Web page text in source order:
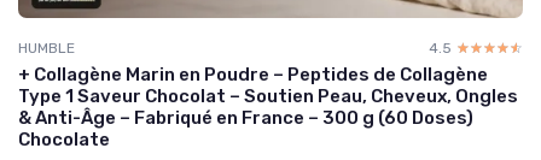
HUMBLE 4.5 ☆☆☆☆☆
★★★★★
+ Collagène Marin en Poudre – Peptides de Collagène
Type 1 Saveur Chocolat – Soutien Peau, Cheveux, Ongles
& Anti-Âge – Fabriqué en France – 300 g (60 Doses)
Chocolate